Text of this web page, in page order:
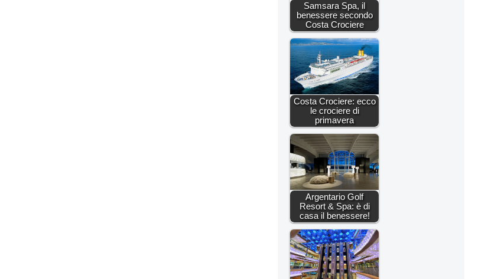
Samsara Spa, il
benessere secondo
Costa Crociere
Costa Crociere: ecco
le crociere di
primavera
Argentario Golf
Resort & Spa: è di
casa il benessere!